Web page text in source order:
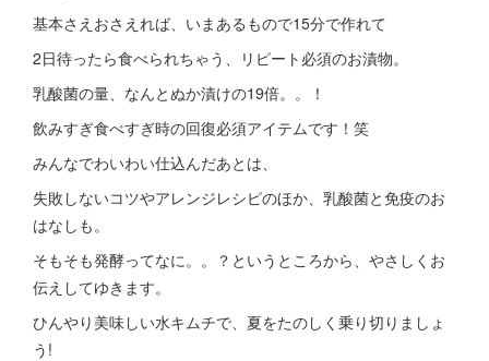
基本さえおさえれば、いまあるもので15分で作れて
2日待ったら食べられちゃう、リピート必須のお漬物。
乳酸菌の量、なんとぬか漬けの19倍。。！
飲みすぎ食べすぎ時の回復必須アイテムです！笑
みんなでわいわい仕込んだあとは、
失敗しないコツやアレンジレシピのほか、乳酸菌と免疫のお
はなしも。
そもそも発酵ってなに。。？というところから、やさしくお
伝えしてゆきます。
ひんやり美味しい水キムチで、夏をたのしく乗り切りましょ
う!